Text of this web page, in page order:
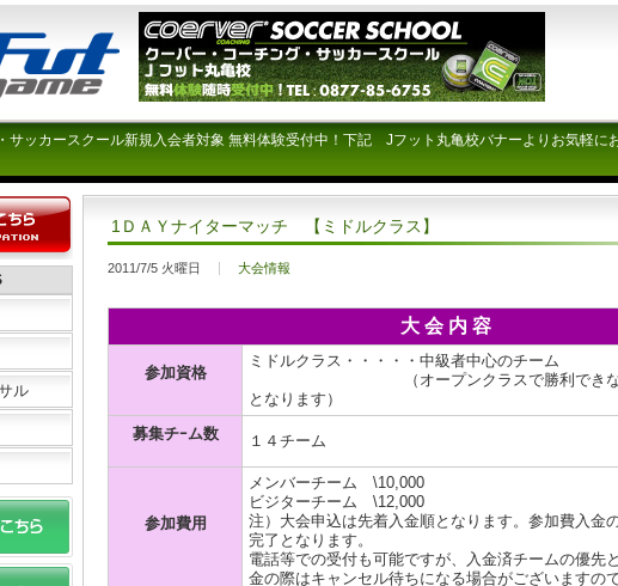
サッカースクール新規入会者対象 無料体験受付中！下記 Jフット丸亀校バナーよりお気軽に
1ＤＡＹナイターマッチ 【ミドルクラス】
2011/7/5 火曜日 大会情報
大 会 内 容
参加資格
ミドルクラス・・・・・中級者中心のチーム
（オープンクラスで勝利できないチ
となります）
募集チｰム数
１４チーム
参加費用
メンバーチーム \10,000
ビジターチーム \12,000
注）大会申込は先着入金順となります。参加費入金
完了となります。
電話等での受付も可能ですが、入金済チームの優先
金の際はキャンセル待ちになる場合がございますの
ル